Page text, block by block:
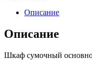
Описание
Описание
Шкаф сумочный